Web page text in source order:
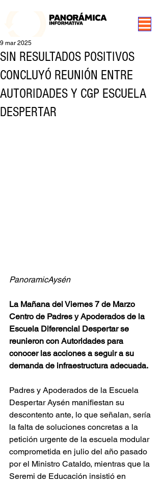
SIN RESULTADOS POSITIVOS
CONCLUYÓ REUNIÓN ENTRE
AUTORIDADES Y CGP ESCUELA
DESPERTAR
9 mar 2025
PanoramicAysén
La Mañana del Viernes 7 de Marzo
Centro de Padres y Apoderados de la
Escuela Diferencial Despertar se
reunieron con Autoridades para
conocer las acciones a seguir a su
demanda de infraestructura adecuada.
Padres y Apoderados de la Escuela
Despertar Aysén manifiestan su
descontento ante, lo que señalan, sería
la falta de soluciones concretas a la
petición urgente de la escuela modular
comprometida en julio del año pasado
por el Ministro Cataldo, mientras que la
Seremi de Educación insistió en